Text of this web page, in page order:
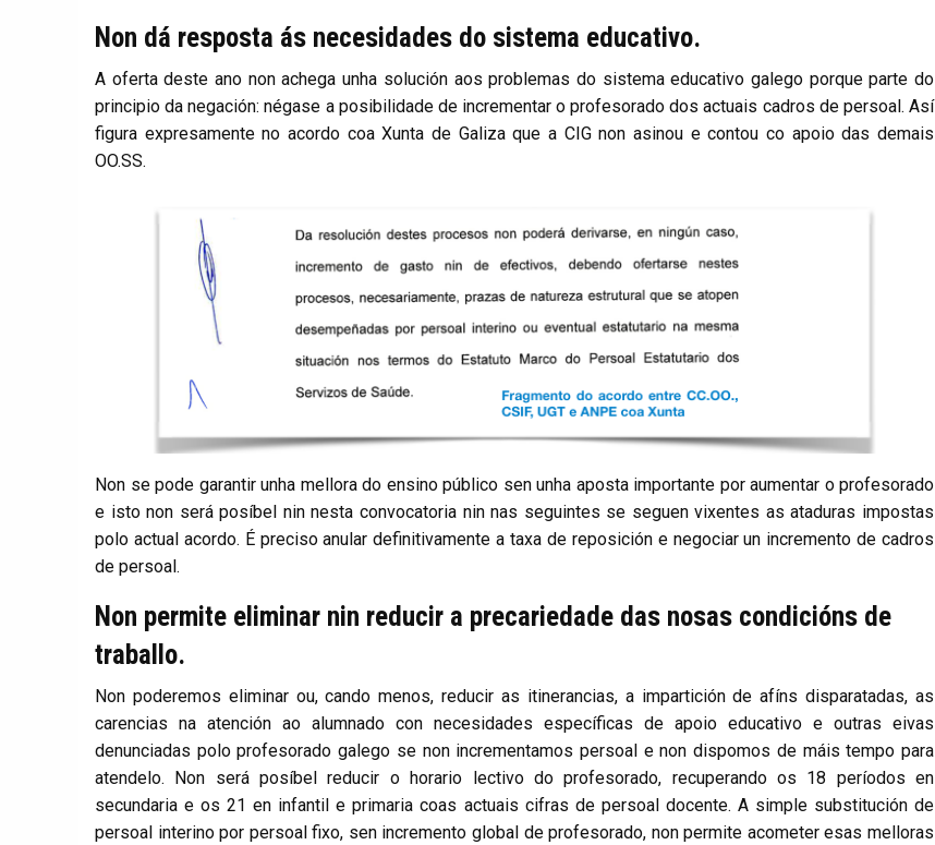
Non dá resposta ás necesidades do sistema educativo.
A oferta deste ano non achega unha solución aos problemas do sistema educativo galego porque parte do
principio da negación: négase a posibilidade de incrementar o profesorado dos actuais cadros de persoal. Así
figura expresamente no acordo coa Xunta de Galiza que a CIG non asinou e contou co apoio das demais
OO.SS.
Non se pode garantir unha mellora do ensino público sen unha aposta importante por aumentar o profesorado
e isto non será posíbel nin nesta convocatoria nin nas seguintes se seguen vixentes as ataduras impostas
polo actual acordo. É preciso anular definitivamente a taxa de reposición e negociar un incremento de cadros
de persoal.
Non permite eliminar nin reducir a precariedade das nosas condicións de
traballo.
Non poderemos eliminar ou, cando menos, reducir as itinerancias, a impartición de afíns disparatadas, as
carencias na atención ao alumnado con necesidades específicas de apoio educativo e outras eivas
denunciadas polo profesorado galego se non incrementamos persoal e non dispomos de máis tempo para
atendelo. Non será posíbel reducir o horario lectivo do profesorado, recuperando os 18 períodos en
secundaria e os 21 en infantil e primaria coas actuais cifras de persoal docente. A simple substitución de
persoal interino por persoal fixo, sen incremento global de profesorado, non permite acometer esas melloras